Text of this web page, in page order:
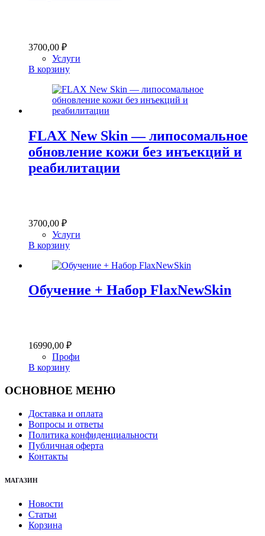
3700,00 ₽
Услуги
В корзину
FLAX New Skin — липосомальное
обновление кожи без инъекций и
реабилитации
3700,00 ₽
Услуги
В корзину
Обучение + Набор FlaxNewSkin
16990,00 ₽
Профи
В корзину
ОСНОВНОЕ МЕНЮ
Доставка и оплата
Вопросы и ответы
Политика конфиденциальности
Публичная оферта
Контакты
МАГАЗИН
Новости
Статьи
Корзина